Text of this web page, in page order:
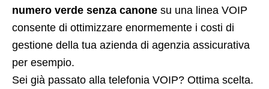
numero verde senza canone su una linea VOIP
consente di ottimizzare enormemente i costi di
gestione della tua azienda di agenzia assicurativa
per esempio.
Sei già passato alla telefonia VOIP? Ottima scelta.